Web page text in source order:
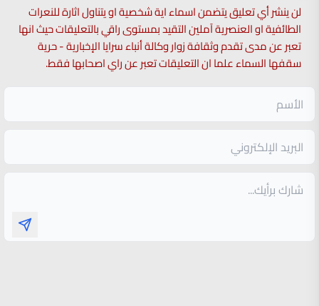
لن ينشر أي تعليق يتضمن اسماء اية شخصية او يتناول اثارة للنعرات
الطائفية او العنصرية آملين التقيد بمستوى راقي بالتعليقات حيث انها
تعبر عن مدى تقدم وثقافة زوار وكالة أنباء سرايا الإخبارية - حرية
سقفها السماء علما ان التعليقات تعبر عن راي اصحابها فقط.